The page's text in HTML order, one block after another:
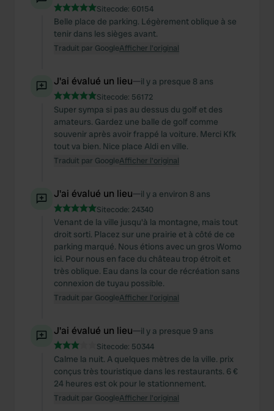
Sitecode: 60154
Belle place de parking. Légèrement oblique à se
tenir dans les sièges avant.
Traduit par GoogleAfficher l'original
J'ai évalué un lieu—il y a presque 8 ans
Sitecode: 56172
Super sympa si pas au dessus du golf et des
amateurs. Gardez une balle de golf comme
souvenir après avoir frappé la voiture. Merci Kfk
tout va bien. Nice place Aldi en ville.
Traduit par GoogleAfficher l'original
J'ai évalué un lieu—il y a environ 8 ans
Sitecode: 24340
Venant de la ville jusqu'à la montagne, mais tout
droit sorti. Placez sur une prairie et à côté de ce
parking marqué. Nous étions avec un gros Womo
ici. Pour nous en face du château trop étroit et
très oblique. Eau dans la cour de récréation sans
connexion de tuyau possible.
Traduit par GoogleAfficher l'original
J'ai évalué un lieu—il y a presque 9 ans
Sitecode: 50344
Calme la nuit. A quelques mètres de la ville. prix
conçus très touristique dans les restaurants. 6 €
24 heures est ok pour le stationnement.
Traduit par GoogleAfficher l'original